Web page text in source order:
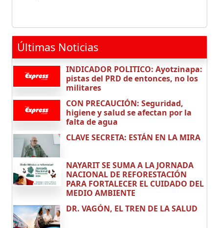
Últimas Noticias
INDICADOR POLITICO: Ayotzinapa:
pistas del PRD de entonces, no los
militares
CON PRECAUCIÓN: Seguridad,
higiene y salud se afectan por la
falta de agua
CLAVE SECRETA: ESTÁN EN LA MIRA
NAYARIT SE SUMA A LA JORNADA
NACIONAL DE REFORESTACIÓN
PARA FORTALECER EL CUIDADO DEL
MEDIO AMBIENTE
DR. VAGÓN, EL TREN DE LA SALUD